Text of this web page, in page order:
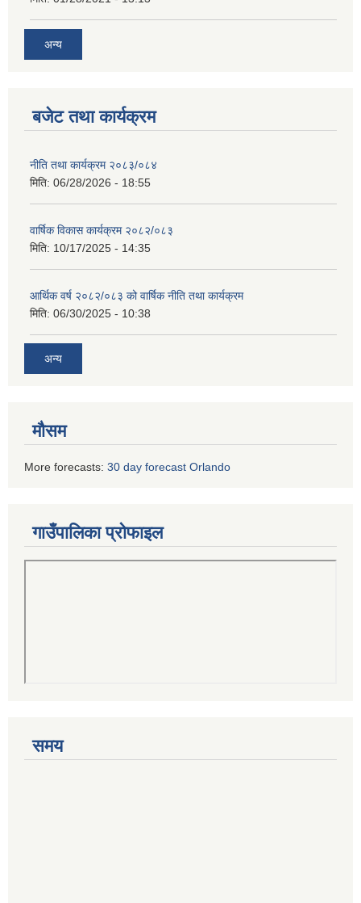
अन्य
बजेट तथा कार्यक्रम
नीति तथा कार्यक्रम २०८३/०८४
मिति: 06/28/2026 - 18:55
वार्षिक विकास कार्यक्रम २०८२/०८३
मिति: 10/17/2025 - 14:35
आर्थिक वर्ष २०८२/०८३ को वार्षिक नीति तथा कार्यक्रम
मिति: 06/30/2025 - 10:38
अन्य
मौसम
More forecasts: 30 day forecast Orlando
गाउँपालिका प्रोफाइल
समय